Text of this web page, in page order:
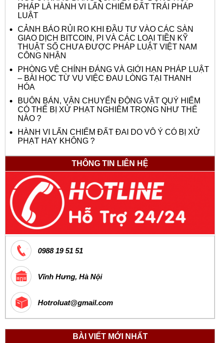
PHÁP LÀ HÀNH VI LẤN CHIẾM ĐẤT TRÁI PHÁP
LUẬT
CẢNH BÁO RỦI RO KHI ĐẦU TƯ VÀO CÁC SÀN
GIAO DỊCH BITCOIN, PI VÀ CÁC LOẠI TIỀN KỸ
THUẬT SỐ CHƯA ĐƯỢC PHÁP LUẬT VIỆT NAM
CÔNG NHẬN
PHÒNG VỆ CHÍNH ĐÁNG VÀ GIỚI HẠN PHÁP LUẬT
– BÀI HỌC TỪ VỤ VIỆC ĐAU LÒNG TẠI THANH
HÓA
BUÔN BÁN, VẬN CHUYỂN ĐỘNG VẬT QUÝ HIẾM
CÓ THỂ BỊ XỬ PHẠT NGHIÊM TRỌNG NHƯ THẾ
NÀO ?
HÀNH VI LẤN CHIẾM ĐẤT ĐAI DO VÔ Ý CÓ BỊ XỬ
PHẠT HAY KHÔNG ?
THÔNG TIN LIÊN HỆ
0988 19 51 51
Vĩnh Hưng, Hà Nội
Hotroluat@gmail.com
BÀI VIẾT MỚI NHẤT